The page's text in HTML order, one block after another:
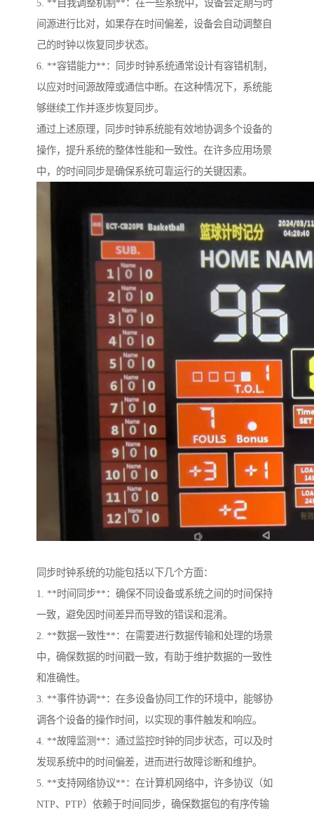
5. **自我调整机制**：在一些系统中，设备会定期与时
间源进行比对，如果存在时间偏差，设备会自动调整自
己的时钟以恢复同步状态。
6. **容错能力**：同步时钟系统通常设计有容错机制，
以应对时间源故障或通信中断。在这种情况下，系统能
够继续工作并逐步恢复同步。
通过上述原理，同步时钟系统能有效地协调多个设备的
操作，提升系统的整体性能和一致性。在许多应用场景
中，的时间同步是确保系统可靠运行的关键因素。
同步时钟系统的功能包括以下几个方面：
1. **时间同步**：确保不同设备或系统之间的时间保持
一致，避免因时间差异而导致的错误和混淆。
2. **数据一致性**：在需要进行数据传输和处理的场景
中，确保数据的时间戳一致，有助于维护数据的一致性
和准确性。
3. **事件协调**：在多设备协同工作的环境中，能够协
调各个设备的操作时间，以实现的事件触发和响应。
4. **故障监测**：通过监控时钟的同步状态，可以及时
发现系统中的时间偏差，进而进行故障诊断和维护。
5. **支持网络协议**：在计算机网络中，许多协议（如
NTP、PTP）依赖于时间同步，确保数据包的有序传输